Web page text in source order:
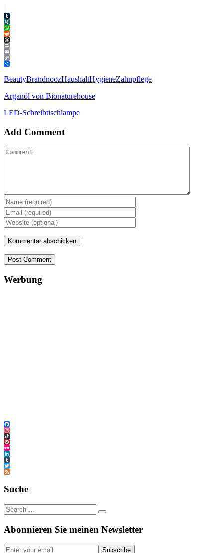
Tumblr
XING
WhatsApp
Reddit
Threads
Print
Email
Copy
Link
Teilen
BeautyBrandnoozHaushaltHygieneZahnpflege
Arganöl von Bionaturehouse
LED-Schreibtischlampe
Add Comment
Post Comment
Werbung
Facebook
Instagram
TikTok
Pinterest
Flickr
LinkedIn
Tumblr
Twitter
Feed
Suche
Abonnieren Sie meinen Newsletter
Subscribe